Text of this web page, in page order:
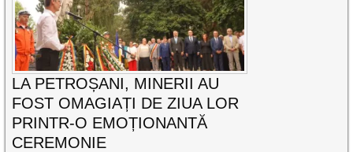
LA PETROȘANI, MINERII AU
FOST OMAGIAȚI DE ZIUA LOR
PRINTR-O EMOȚIONANTĂ
CEREMONIE